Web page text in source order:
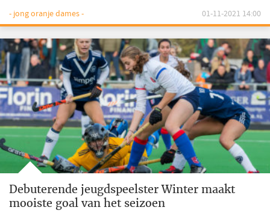
- jong oranje dames - 01-11-2021 14:00
Debuterende jeugdspeelster Winter maakt
mooiste goal van het seizoen